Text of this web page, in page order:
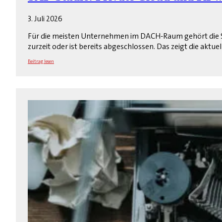
3. Juli 2026
Für die meisten Unternehmen im DACH-Raum gehört
zurzeit oder ist bereits abgeschlossen. Das zeigt die
Beitrag lesen